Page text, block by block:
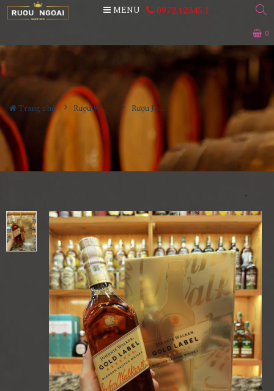
0
MENU 0972.12345.1
Trang chủ Rượu Whisky Rượu Johnnie Walker Gold Label Hộp Quà 2026